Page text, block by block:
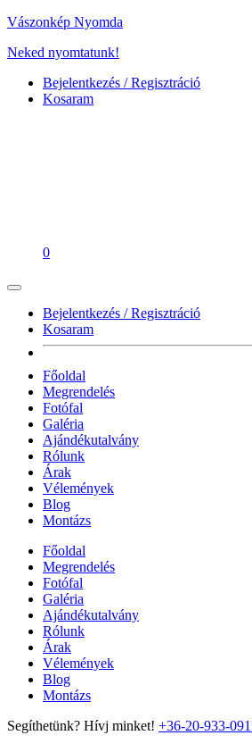
Vászonkép Nyomda
Neked nyomtatunk!
Bejelentkezés / Regisztráció
Kosaram
0
Bejelentkezés / Regisztráció
Kosaram
Főoldal
Megrendelés
Fotófal
Galéria
Ajándékutalvány
Rólunk
Árak
Vélemények
Blog
Montázs
Főoldal
Megrendelés
Fotófal
Galéria
Ajándékutalvány
Rólunk
Árak
Vélemények
Blog
Montázs
Segíthetünk? Hívj minket! +36-20-933-